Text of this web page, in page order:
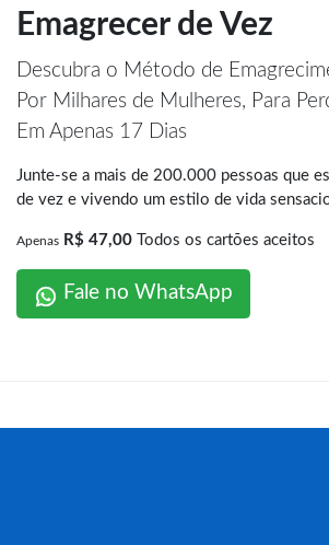
Emagrecer de Vez
Descubra o Método de
Por Milhares de Mulheres, Para
Em Apenas 17 Dias
Junte-se a mais de 200.000 pessoas que
de vez e vivendo um estilo de vida
Apenas R$ 47,00 Todos os cartões aceitos
Fale no WhatsApp